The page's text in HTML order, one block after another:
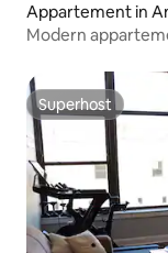
Appartement in
Modern
Superhost
Superhost